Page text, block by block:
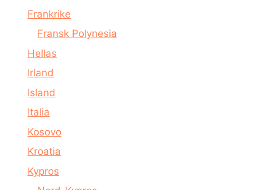
Frankrike
Fransk Polynesia
Hellas
Irland
Island
Italia
Kosovo
Kroatia
Kypros